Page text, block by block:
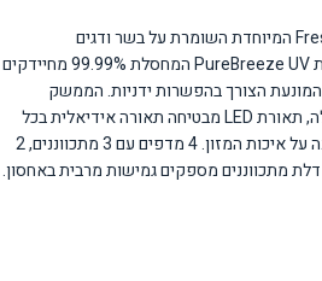
המקרר מתהדר במגירת FrescoZero המיוחדת השומרת על בשר ודגים
בטמפרטורה של כ-0°C, טכנולוגיית PureBreeze UV המחסלת 99.99% מחיידקים
ונגיפים, ומערכת Total No Frost המונעת הצורך בהפשרות ידניות. הממשק
הדיגיטלי LED מאפשר שליטה קלה, תאורת LED מבטיחה תאורה אידיאלית בכל
הרמות, ואזעקת דלת פתוחה מגינה על איכות המזון. 4 מדפים עם 3 מתכווננים, 2